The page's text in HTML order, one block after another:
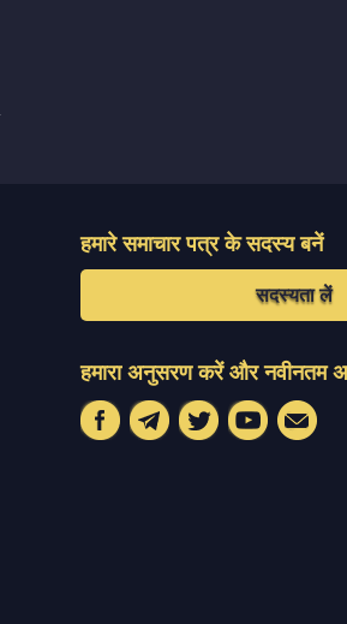
हमारे समाचार पत्र के सदस्य बनें
सदस्यता लें
हमारा अनुसरण करें और नवीनतम